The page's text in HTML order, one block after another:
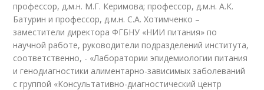
профессор, д.м.н. М.Г. Керимова; профессор, д.м.н. А.К.
Батурин и профессор, д.м.н. С.А. Хотимченко –
заместители директора ФГБНУ «НИИ питания» по
научной работе, руководители подразделений института,
соответственно, - «Лаборатории эпидемиологии питания
и генодиагностики алиментарно-зависимых заболеваний
с группой «Консультативно-диагностический центр